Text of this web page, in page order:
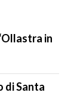
in
di Santa